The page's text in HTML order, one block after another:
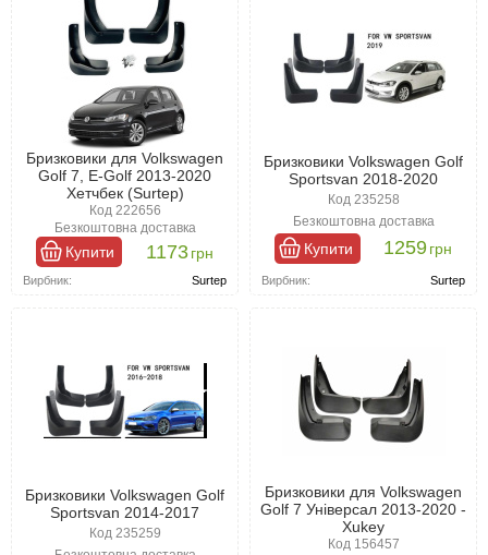
Бризковики для Volkswagen
Golf 7, E-Golf 2013-2020
Хетчбек (Surtep)
Код 222656
Безкоштовна доставка
Купити 1173грн
Вирбник: Surtep
Бризковики Volkswagen Golf
Sportsvan 2018-2020
Код 235258
Безкоштовна доставка
Купити 1259грн
Вирбник: Surtep
Бризковики Volkswagen Golf
Sportsvan 2014-2017
Код 235259
Бризковики для Volkswagen
Golf 7 Універсал 2013-2020 -
Xukey
Код 156457